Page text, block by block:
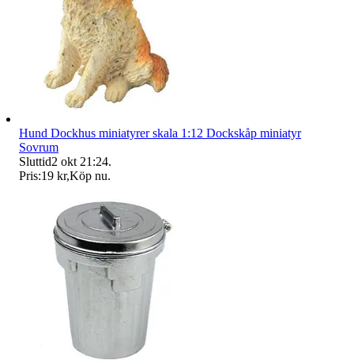
Hund Dockhus miniatyrer skala 1:12 Dockskåp miniatyr
Sovrum
Sluttid2 okt 21:24.
Pris:19 kr,Köp nu.